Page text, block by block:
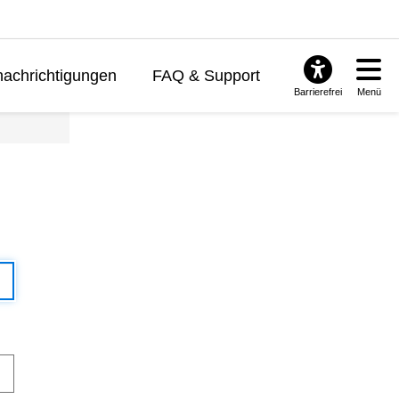
FAQ & Support
Barrierefrei Menü